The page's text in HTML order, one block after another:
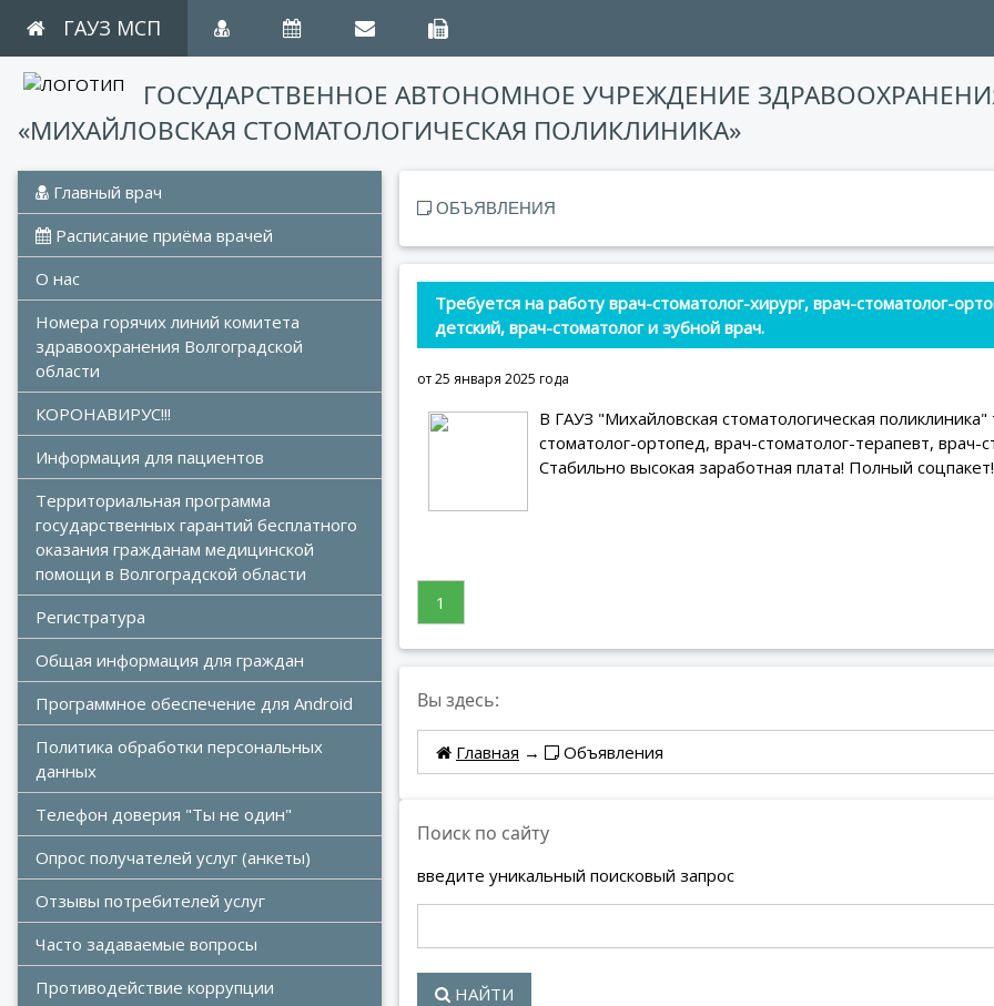
ГАУЗ МСП
ГОСУДАРСТВЕННОЕ АВТОНОМНОЕ УЧРЕЖДЕНИЕ
«МИХАЙЛОВСКАЯ СТОМАТОЛОГИЧЕСКАЯ ПОЛИКЛИНИКА»
Главный врач
Расписание приёма врачей
О нас
Номера горячих линий комитета
здравоохранения Волгоградской
области
КОРОНАВИРУС!!!
Информация для пациентов
Территориальная программа
государственных гарантий бесплатного
оказания гражданам медицинской
помощи в Волгоградской области
Регистратура
Общая информация для граждан
Программное обеспечение для Android
Политика обработки персональных
данных
Телефон доверия "Ты не один"
Опрос получателей услуг (анкеты)
Отзывы потребителей услуг
Часто задаваемые вопросы
Противодействие коррупции
ОБЪЯВЛЕНИЯ
Требуется на работу врач-стоматолог-хирург, врач-стоматолог-
детский, врач-стоматолог и зубной врач.
от 25 января 2025 года
В ГАУЗ "Михайловская стоматологическая
стоматолог-ортопед, врач-стоматолог-терапевт, врач-
Стабильно высокая заработная плата! Полный
1
Вы здесь:
Главная → Объявления
Поиск по сайту
введите уникальный поисковый запрос
НАЙТИ